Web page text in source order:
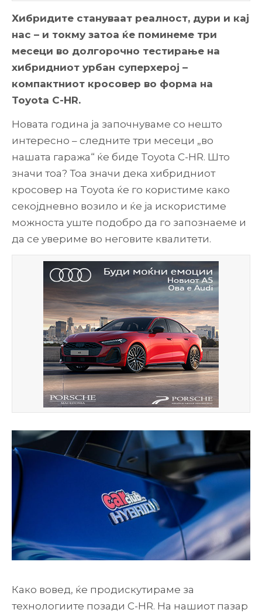
Хибридите стануваат реалност, дури и кај
нас – и токму затоа ќе поминеме три
месеци во долгорочно тестирање на
хибридниот урбан суперхерој –
компактниот кросовер во форма на
Toyota C-HR.
Новата година ја започнуваме со нешто
интересно – следните три месеци „во
нашата гаража“ ќе биде Toyota C-HR. Што
значи тоа? Тоа значи дека хибридниот
кросовер на Toyota ќе го користиме како
секојдневно возило и ќе ја искористиме
можноста уште подобро да го запознаеме и
да се увериме во неговите квалитети.
Како вовед, ќе продискутираме за
технологиите позади C-HR. На нашиот пазар